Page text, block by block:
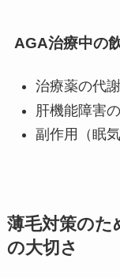
AGA治療中の
治療薬の代
肝機能障害
副作用（眠
薄毛対策のた
の大切さ